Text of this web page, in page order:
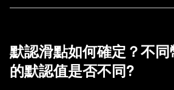
默認滑點如何確定？不
的默認值是否不同?